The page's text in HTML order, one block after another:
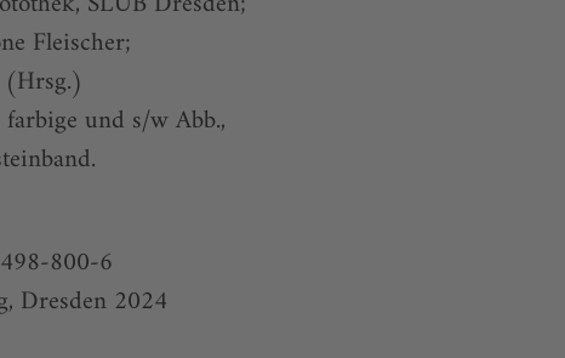
Fleischer;
und s/w Abb.,
800-6
Dresden 2024